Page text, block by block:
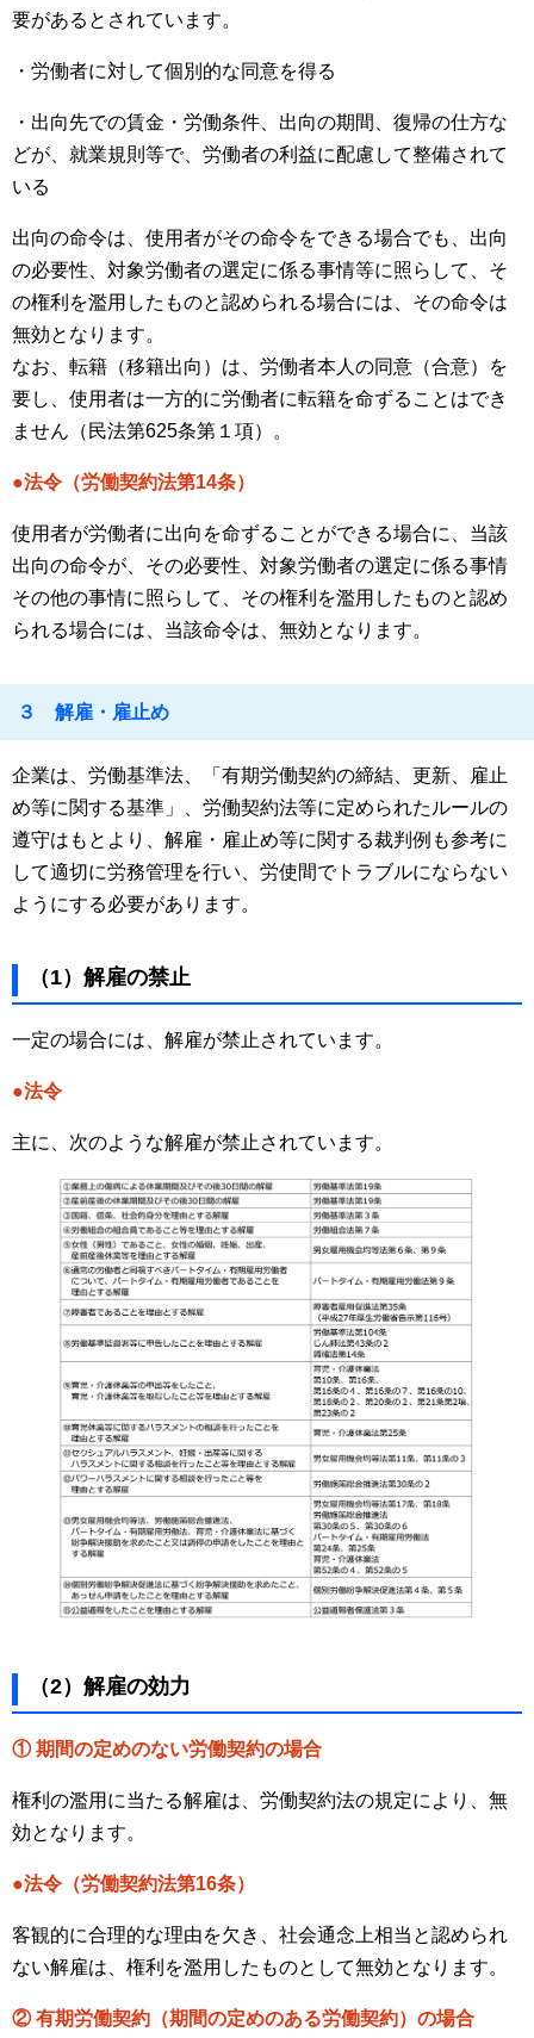
要があるとされています。
・労働者に対して個別的な同意を得る
・出向先での賃金・労働条件、出向の期間、復帰の仕方な
どが、就業規則等で、労働者の利益に配慮して整備されて
いる
出向の命令は、使用者がその命令をできる場合でも、出向
の必要性、対象労働者の選定に係る事情等に照らして、そ
の権利を濫用したものと認められる場合には、その命令は
無効となります。
なお、転籍（移籍出向）は、労働者本人の同意（合意）を
要し、使用者は一方的に労働者に転籍を命ずることはでき
ません（民法第625条第１項）。
●法令（労働契約法第14条）
使用者が労働者に出向を命ずることができる場合に、当該
出向の命令が、その必要性、対象労働者の選定に係る事情
その他の事情に照らして、その権利を濫用したものと認め
られる場合には、当該命令は、無効となります。
３ 解雇・雇止め
企業は、労働基準法、「有期労働契約の締結、更新、雇止
め等に関する基準」、労働契約法等に定められたルールの
遵守はもとより、解雇・雇止め等に関する裁判例も参考に
して適切に労務管理を行い、労使間でトラブルにならない
ようにする必要があります。
（1）解雇の禁止
一定の場合には、解雇が禁止されています。
●法令
主に、次のような解雇が禁止されています。
（2）解雇の効力
① 期間の定めのない労働契約の場合
権利の濫用に当たる解雇は、労働契約法の規定により、無
効となります。
●法令（労働契約法第16条）
客観的に合理的な理由を欠き、社会通念上相当と認められ
ない解雇は、権利を濫用したものとして無効となります。
② 有期労働契約（期間の定めのある労働契約）の場合